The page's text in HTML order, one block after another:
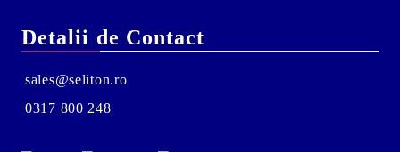
Detalii de Contact
sales@seliton.ro
0317 800 248